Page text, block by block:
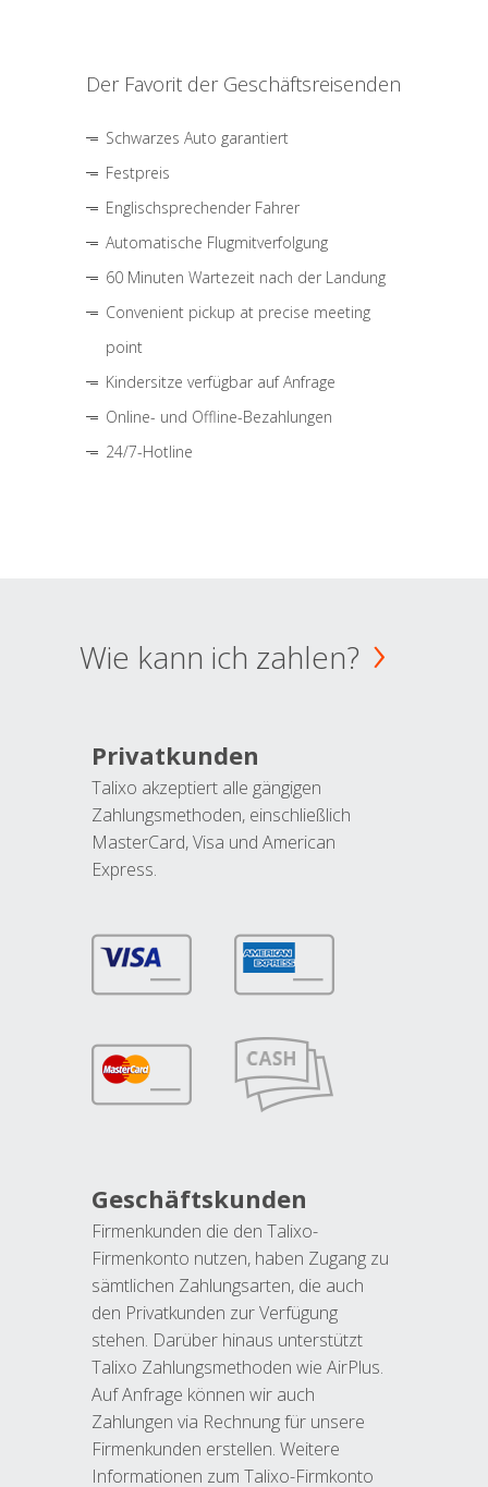
Der Favorit der Geschäftsreisenden
Schwarzes Auto garantiert
Festpreis
Englischsprechender Fahrer
Automatische Flugmitverfolgung
60 Minuten Wartezeit nach der Landung
Convenient pickup at precise meeting
point
Kindersitze verfügbar auf Anfrage
Online- und Offline-Bezahlungen
24/7-Hotline
Wie kann ich zahlen?
Privatkunden
Talixo akzeptiert alle gängigen
Zahlungsmethoden, einschließlich
MasterCard, Visa und American
Express.
Geschäftskunden
Firmenkunden die den Talixo-
Firmenkonto nutzen, haben Zugang zu
sämtlichen Zahlungsarten, die auch
den Privatkunden zur Verfügung
stehen. Darüber hinaus unterstützt
Talixo Zahlungsmethoden wie AirPlus.
Auf Anfrage können wir auch
Zahlungen via Rechnung für unsere
Firmenkunden erstellen. Weitere
Informationen zum Talixo-Firmkonto